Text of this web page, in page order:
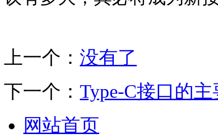
上一个： 没有了
下一个： Type-C接口的
网站首页